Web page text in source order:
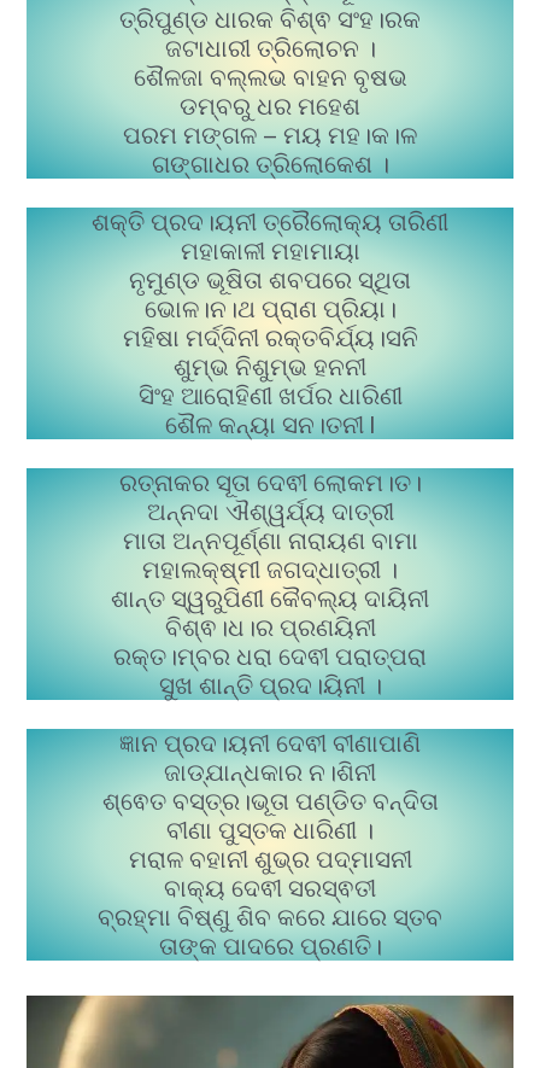
ତ୍ରିପୁଣ୍ଡ ଧାରକ ବିଶ୍ଵ ସଂହ।ରକ
ଜଟାଧାରୀ ତ୍ରିଲୋଚନ ।
ଶୈଳଜା ବଲ୍ଲଭ ବାହନ ବୃଷଭ
ଡମ୍ବରୁ ଧର ମହେଶ
ପରମ ମଙ୍ଗଳ – ମୟ ମହ।କ।ଳ
ଗଙ୍ଗାଧର ତ୍ରିଲୋକେଶ ।
ଶକ୍ତି ପ୍ରଦ।ୟନୀ ତ୍ରୈଲୋକ୍ୟ ତାରିଣୀ
ମହାକାଳୀ ମହାମାୟା
ନୃମୁଣ୍ଡ ଭୂଷିତା ଶବପରେ ସ୍ଥିତା
ଭୋଳ।ନ।ଥ ପ୍ରାଣ ପ୍ରିୟା।
ମହିଷା ମର୍ଦ୍ଦିନୀ ରକ୍ତବିର୍ଯ୍ୟ।ସନି
ଶୁମ୍ଭ ନିଶୁମ୍ଭ ହନନୀ
ସିଂହ ଆରୋହିଣୀ ଖର୍ପର ଧାରିଣୀ
ଶୈଳ କନ୍ୟା ସନ।ତନୀ l
ରତ୍ନାକର ସୂତା ଦେଵୀ ଲୋକମ।ତ।
ଅନ୍ନଦା ଐଶ୍ୱର୍ଯ୍ୟ ଦାତ୍ରୀ
ମାତା ଅନ୍ନପୂର୍ଣ୍ଣା ନାରାୟଣ ବାମା
ମହାଲକ୍ଷ୍ମୀ ଜଗଦ୍ଧାତ୍ରୀ ।
ଶାନ୍ତ ସ୍ୱରୁପିଣୀ କୈବଲ୍ୟ ଦାୟିନୀ
ବିଶ୍ଵ।ଧ।ର ପ୍ରଣୟିନୀ
ରକ୍ତ।ମ୍ବର ଧରା ଦେଵୀ ପରାତ୍ପରା
ସୁଖ ଶାନ୍ତି ପ୍ରଦ।ୟିନୀ ।
ଜ୍ଞାନ ପ୍ରଦ।ୟନୀ ଦେଵୀ ବୀଣାପାଣି
ଜାଡ୍ଯାନ୍ଧକାର ନ।ଶିନୀ
ଶ୍ଵେତ ବସ୍ତ୍ର।ଭୂତା ପଣ୍ଡିତ ବନ୍ଦିତା
ବୀଣା ପୁସ୍ତକ ଧାରିଣୀ ।
ମରାଳ ବହାନୀ ଶୁଭ୍ର ପଦ୍ମାସନୀ
ବାକ୍ୟ ଦେଵୀ ସରସ୍ଵତୀ
ବ୍ରହ୍ମା ବିଷ୍ଣୁ ଶିବ କରେ ଯାରେ ସ୍ତବ
ତାଙ୍କ ପାଦରେ ପ୍ରଣତି।